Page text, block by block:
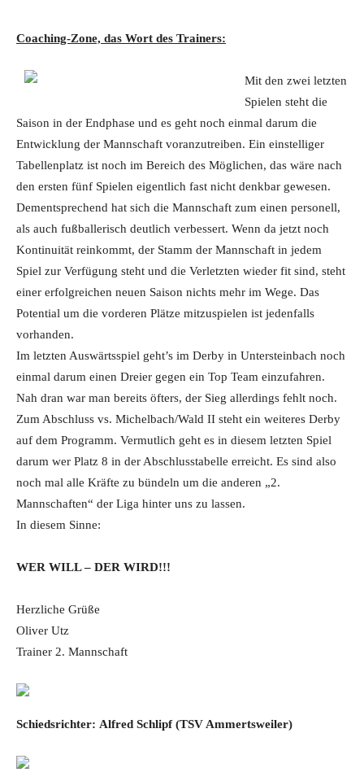
Coaching-Zone, das Wort des Trainers:
Mit den zwei letzten
Spielen steht die
Saison in der Endphase und es geht noch einmal darum die
Entwicklung der Mannschaft voranzutreiben. Ein einstelliger
Tabellenplatz ist noch im Bereich des Möglichen, das wäre nach
den ersten fünf Spielen eigentlich fast nicht denkbar gewesen.
Dementsprechend hat sich die Mannschaft zum einen personell,
als auch fußballerisch deutlich verbessert. Wenn da jetzt noch
Kontinuität reinkommt, der Stamm der Mannschaft in jedem
Spiel zur Verfügung steht und die Verletzten wieder fit sind, steht
einer erfolgreichen neuen Saison nichts mehr im Wege. Das
Potential um die vorderen Plätze mitzuspielen ist jedenfalls
vorhanden.
Im letzten Auswärtsspiel geht’s im Derby in Untersteinbach noch
einmal darum einen Dreier gegen ein Top Team einzufahren.
Nah dran war man bereits öfters, der Sieg allerdings fehlt noch.
Zum Abschluss vs. Michelbach/Wald II steht ein weiteres Derby
auf dem Programm. Vermutlich geht es in diesem letzten Spiel
darum wer Platz 8 in der Abschlusstabelle erreicht. Es sind also
noch mal alle Kräfte zu bündeln um die anderen „2.
Mannschaften“ der Liga hinter uns zu lassen.
In diesem Sinne:
WER WILL – DER WIRD!!!
Herzliche Grüße
Oliver Utz
Trainer 2. Mannschaft
Schiedsrichter: Alfred Schlipf(TSV Ammertsweiler)